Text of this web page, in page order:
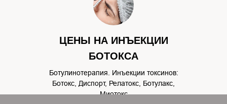
ЦЕНЫ НА ИНЪЕКЦИИ
БОТОКСА
Ботулинотерапия. Инъекции токсинов:
Ботокс, Диспорт, Релатокс, Ботулакс,
Миотокс